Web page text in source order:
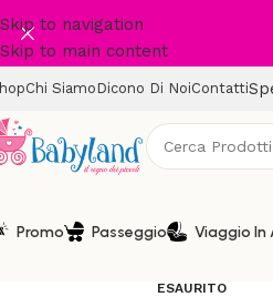
Skip to navigation
Skip to main content
Chi Siamo Dicono Di NoiContatti
Promo Passeggio Viaggio In
ESAURITO